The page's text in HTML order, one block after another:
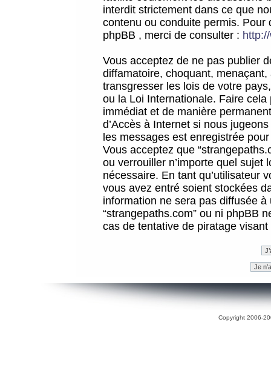
interdit strictement dans ce que
contenu ou conduite permis.
phpBB , merci de consulter :
Vous acceptez de ne pas publier
diffamatoire, choquant,
transgresser les lois de votre
ou la Loi Internationale. Faire
immédiat et de manière
d’Accès à Internet si nous
les messages est enregistrée
Vous acceptez que
ou verrouiller n’importe quel sujet
nécessaire. En tant qu’utilisateur
vous avez entré soient stockées
information ne sera pas diffusée
“strangepaths.com” ou ni phpBB
cas de tentative de piratage
Copyright 2006-